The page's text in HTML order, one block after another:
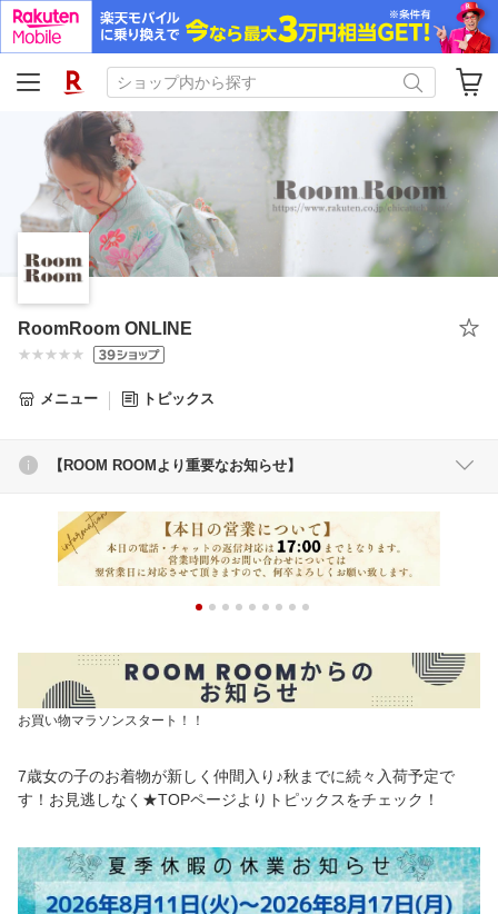
RoomRoom ONLINE
メニュー トピックス
【ROOM ROOMより重要なお知らせ】
お買い物マラソンスタート！！
7歳女の子のお着物が新しく仲間入り♪秋までに続々入荷予定で
す！お見逃しなく★TOPページよりトピックスをチェック！